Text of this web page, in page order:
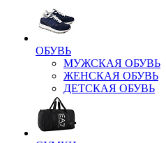
ОБУВЬ
МУЖСКАЯ ОБУВЬ
ЖЕНСКАЯ ОБУВЬ
ДЕТСКАЯ ОБУВЬ